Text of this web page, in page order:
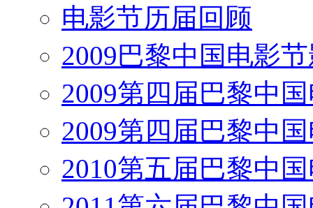
电影节历届回顾
2009巴黎中国电影
2009第四届巴黎中
2009第四届巴黎中
2010第五届巴黎中